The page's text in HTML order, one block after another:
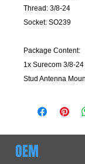
Thread: 3/8-24
Socket: SO239
Package Content:
1x Surecom 3/8-
Stud Antenna
OEM